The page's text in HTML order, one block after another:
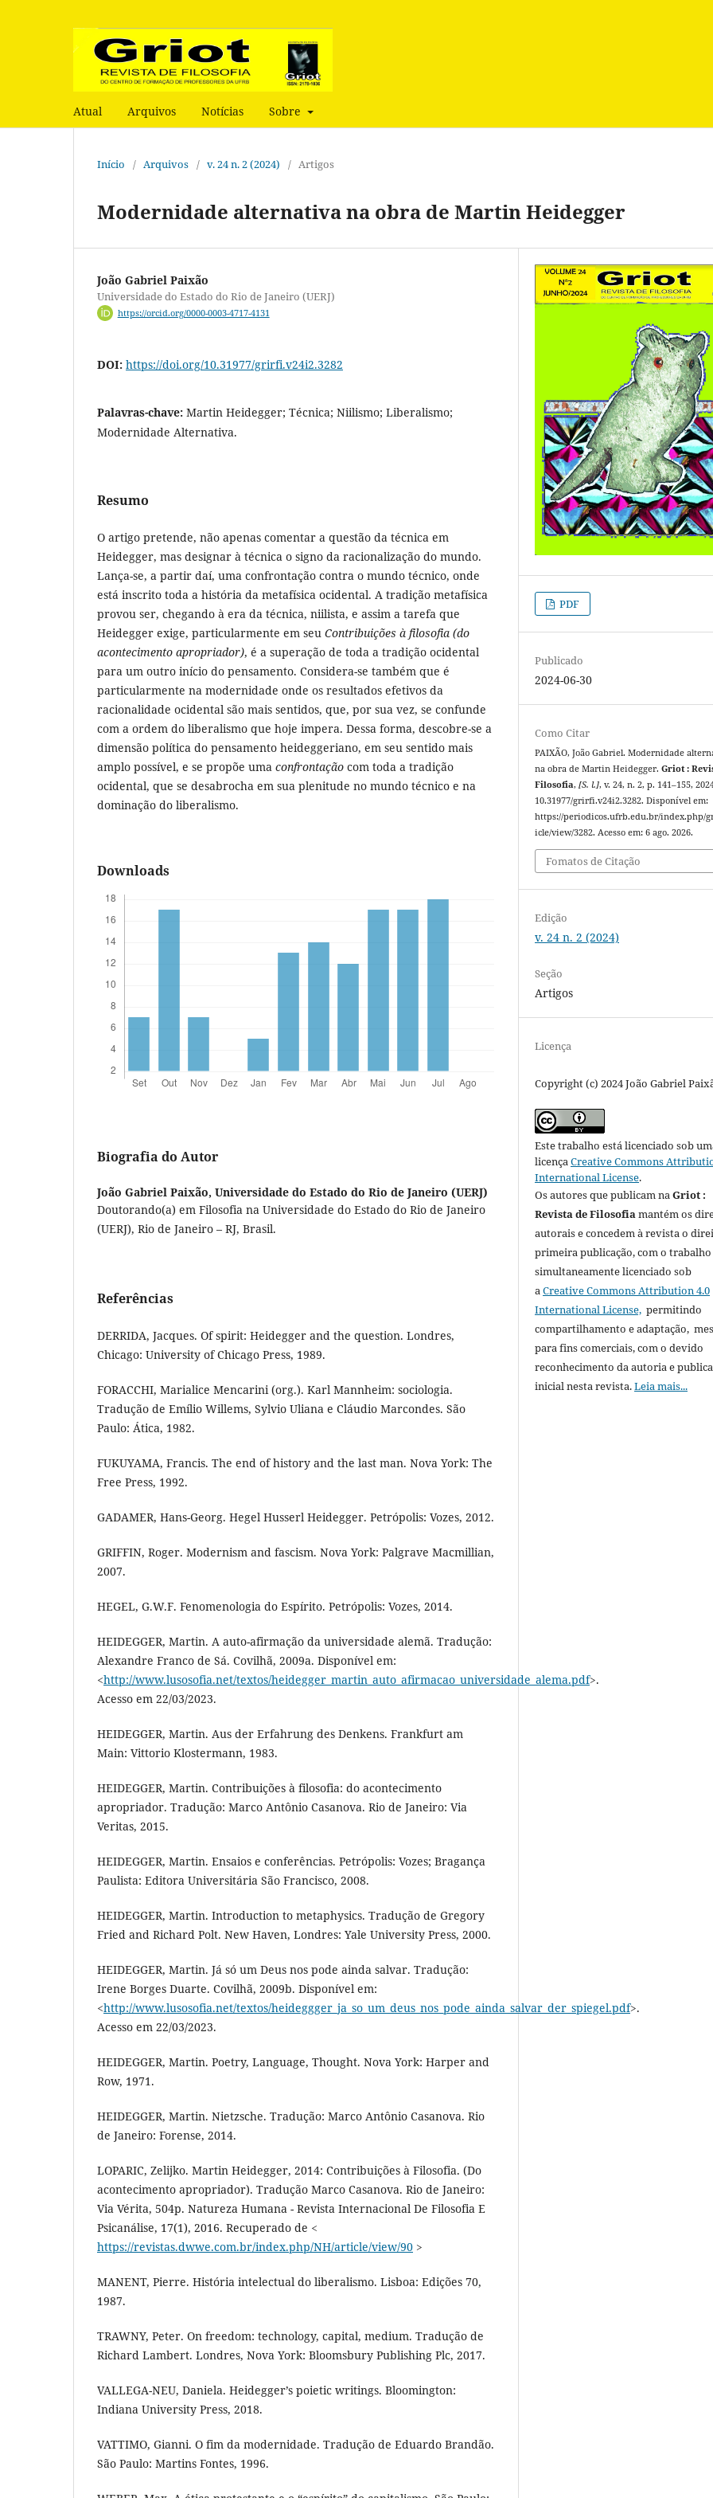
Atual Arquivos Notícias Sobre
Início / Arquivos / v. 24 n. 2 (2024) / Artigos
Modernidade alternativa na obra de Martin Heidegger
João Gabriel Paixão
Universidade do Estado do Rio de Janeiro (UERJ)
https://orcid.org/0000-0003-4717-4131
DOI: https://doi.org/10.31977/grirfi.v24i2.3282
Palavras-chave: Martin Heidegger; Técnica; Niilismo; Liberalismo;
Modernidade Alternativa.
Resumo
O artigo pretende, não apenas comentar a questão da técnica em
Heidegger, mas designar à técnica o signo da racionalização do mundo.
Lança-se, a partir daí, uma confrontação contra o mundo técnico, onde
está inscrito toda a história da metafísica ocidental. A tradição metafísica
provou ser, chegando à era da técnica, niilista, e assim a tarefa que
Heidegger exige, particularmente em seu Contribuições à filosofia (do
acontecimento apropriador), é a superação de toda a tradição ocidental
para um outro início do pensamento. Considera-se também que é
particularmente na modernidade onde os resultados efetivos da
racionalidade ocidental são mais sentidos, que, por sua vez, se confunde
com a ordem do liberalismo que hoje impera. Dessa forma, descobre-se a
dimensão política do pensamento heideggeriano, em seu sentido mais
amplo possível, e se propõe uma confrontação com toda a tradição
ocidental, que se desabrocha em sua plenitude no mundo técnico e na
dominação do liberalismo.
Downloads
Biografia do Autor
João Gabriel Paixão, Universidade do Estado do Rio de Janeiro (UERJ)
Doutorando(a) em Filosofia na Universidade do Estado do Rio de Janeiro
(UERJ), Rio de Janeiro – RJ, Brasil.
Referências
DERRIDA, Jacques. Of spirit: Heidegger and the question. Londres,
Chicago: University of Chicago Press, 1989.
FORACCHI, Marialice Mencarini (org.). Karl Mannheim: sociologia.
Tradução de Emílio Willems, Sylvio Uliana e Cláudio Marcondes. São
Paulo: Ática, 1982.
FUKUYAMA, Francis. The end of history and the last man. Nova York: The
Free Press, 1992.
GADAMER, Hans-Georg. Hegel Husserl Heidegger. Petrópolis: Vozes, 2012.
GRIFFIN, Roger. Modernism and fascism. Nova York: Palgrave Macmillian,
2007.
HEGEL, G.W.F. Fenomenologia do Espírito. Petrópolis: Vozes, 2014.
HEIDEGGER, Martin. A auto-afirmação da universidade alemã. Tradução:
Alexandre Franco de Sá. Covilhã, 2009a. Disponível em:
<http://www.lusosofia.net/textos/heidegger_martin_auto_afirmacao_universidade_alema.pdf>.
Acesso em 22/03/2023.
HEIDEGGER, Martin. Aus der Erfahrung des Denkens. Frankfurt am
Main: Vittorio Klostermann, 1983.
HEIDEGGER, Martin. Contribuições à filosofia: do acontecimento
apropriador. Tradução: Marco Antônio Casanova. Rio de Janeiro: Via
Veritas, 2015.
HEIDEGGER, Martin. Ensaios e conferências. Petrópolis: Vozes; Bragança
Paulista: Editora Universitária São Francisco, 2008.
HEIDEGGER, Martin. Introduction to metaphysics. Tradução de Gregory
Fried and Richard Polt. New Haven, Londres: Yale University Press, 2000.
HEIDEGGER, Martin. Já só um Deus nos pode ainda salvar. Tradução:
Irene Borges Duarte. Covilhã, 2009b. Disponível em:
<http://www.lusosofia.net/textos/heideggger_ja_so_um_deus_nos_pode_ainda_salvar_der_spiegel.pdf>.
Acesso em 22/03/2023.
HEIDEGGER, Martin. Poetry, Language, Thought. Nova York: Harper and
Row, 1971.
HEIDEGGER, Martin. Nietzsche. Tradução: Marco Antônio Casanova. Rio
de Janeiro: Forense, 2014.
LOPARIC, Zelijko. Martin Heidegger, 2014: Contribuições à Filosofia. (Do
acontecimento apropriador). Tradução Marco Casanova. Rio de Janeiro:
Via Vérita, 504p. Natureza Humana - Revista Internacional De Filosofia E
Psicanálise, 17(1), 2016. Recuperado de <
https://revistas.dwwe.com.br/index.php/NH/article/view/90 >
MANENT, Pierre. História intelectual do liberalismo. Lisboa: Edições 70,
1987.
TRAWNY, Peter. On freedom: technology, capital, medium. Tradução de
Richard Lambert. Londres, Nova York: Bloomsbury Publishing Plc, 2017.
VALLEGA-NEU, Daniela. Heidegger’s poietic writings. Bloomington:
Indiana University Press, 2018.
VATTIMO, Gianni. O fim da modernidade. Tradução de Eduardo Brandão.
São Paulo: Martins Fontes, 1996.
PDF
Publicado
2024-06-30
Como Citar
PAIXÃO, João Gabriel. Modernidade
na obra de Martin Heidegger.Griot :
Filosofia,[S. l.], v. 24, n. 2, p. 141–155,
10.31977/grirfi.v24i2.3282. Disponível em:
https://periodicos.ufrb.edu.br/index.php/
icle/view/3282. Acesso em: 6 ago. 2026.
Fomatos de Citação
Edição
v. 24 n. 2 (2024)
Seção
Artigos
Licença
Copyright (c) 2024 João Gabriel
Este trabalho está licenciado sob
licençaCreative Commons
International License.
Os autores que publicam naGriot :
Revista de Filosofiamantém os
autorais e concedem à revista o
primeira publicação, com o trabalho
simultaneamente licenciado sob
aCreative Commons Attribution 4.0
International License, permitindo
compartilhamento e adaptação,
para fins comerciais, com o devido
reconhecimento da autoria e
inicial nesta revista.Leia mais...